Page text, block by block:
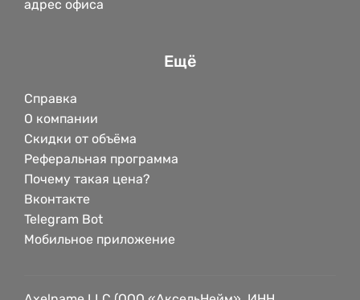
адрес офиса
Ещё
Справка
О компании
Скидки от объёма
Реферальная программа
Почему такая цена?
Вконтакте
Telegram Bot
Мобильное приложение